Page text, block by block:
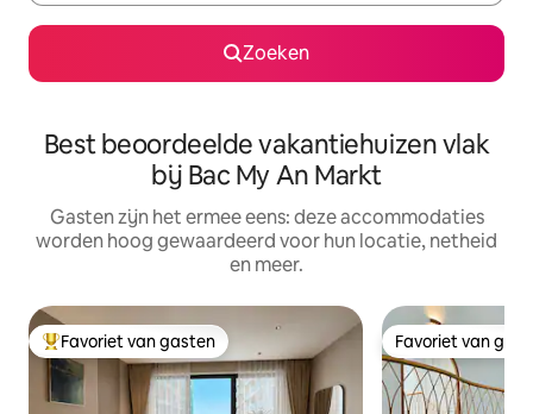
Zoeken
Best beoordeelde vakantiehuizen vlak
bij Bac My An Markt
Gasten zijn het ermee eens: deze accommodaties
worden hoog gewaardeerd voor hun locatie, netheid
en meer.
Topfavoriet van gasten
Favoriet van gasten Favoriet van
Favoriet van